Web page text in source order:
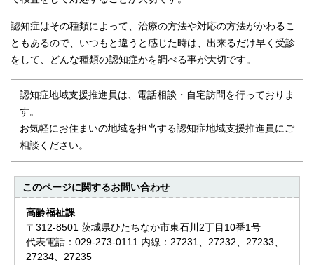
認知症はその種類によって、治療の方法や対応の方法がかわるこ
ともあるので、いつもと違うと感じた時は、出来るだけ早く受診
をして、どんな種類の認知症かを調べる事が大切です。
認知症地域支援推進員は、電話相談・自宅訪問を行っておりま
す。
お気軽にお住まいの地域を担当する認知症地域支援推進員にご
相談ください。
このページに関するお問い合わせ
高齢福祉課
〒312-8501 茨城県ひたちなか市東石川2丁目10番1号
代表電話：029-273-0111 内線：27231、27232、27233、
27234、27235